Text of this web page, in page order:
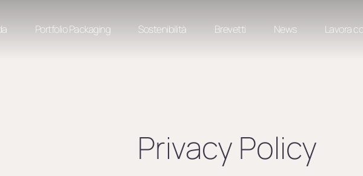
Portfolio Packaging Sostenibilità Brevetti News Lavora
Privacy Policy